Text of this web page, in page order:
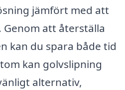
jämfört med att
Genom att återställa
kan du spara både tid
kan golvslipning
alternativ,